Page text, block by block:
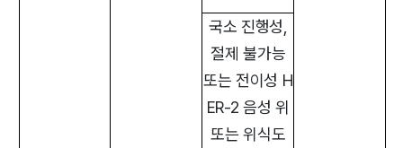
국소 진행성,
절제 불가능
또는 전이성 H
ER-2 음성 위
또는 위식도